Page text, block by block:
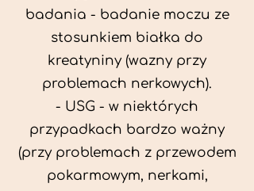
badania - badanie moczu ze
stosunkiem białka do
kreatyniny (wazny przy
problemach nerkowych).
- USG - w niektórych
przypadkach bardzo ważny
(przy problemach z przewodem
pokarmowym, nerkami,